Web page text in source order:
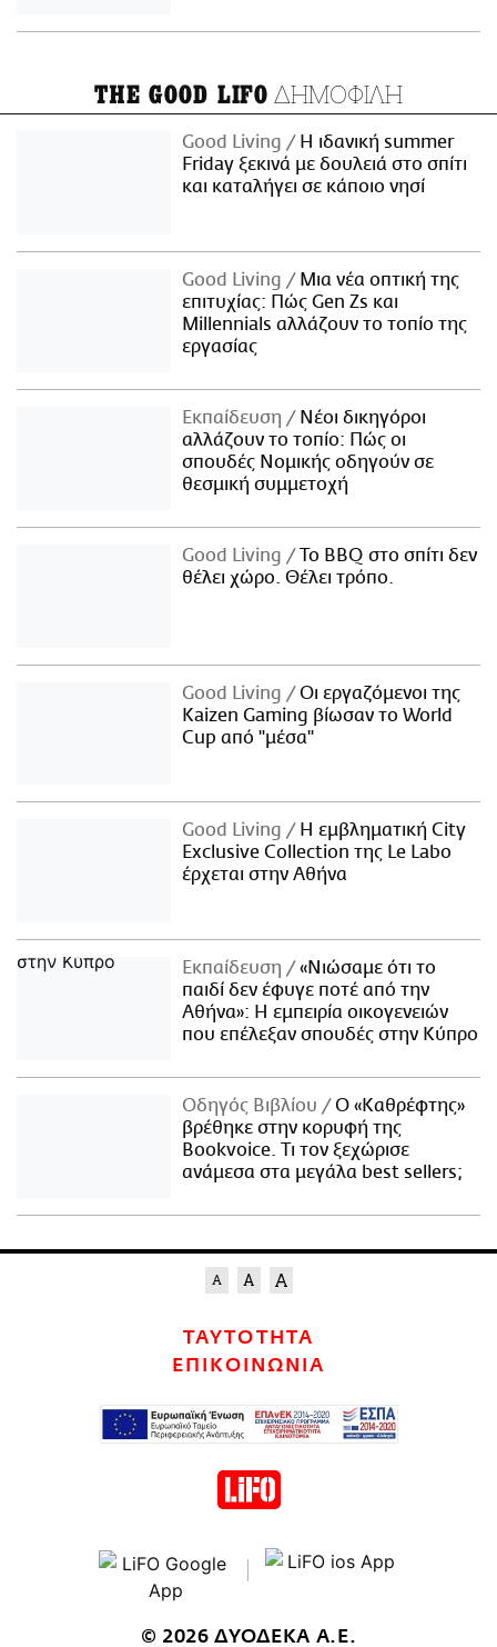
THE GOOD LIFO ΔΗΜΟΦΙΛΗ
Good Living
Η ιδανική summer
Friday ξεκινά με δουλειά στο σπίτι
και καταλήγει σε κάποιο νησί
Good Living
Μια νέα οπτική της
επιτυχίας: Πώς Gen Zs και
Millennials αλλάζουν το τοπίο της
εργασίας
Εκπαίδευση
Νέοι δικηγόροι
αλλάζουν το τοπίο: Πώς οι
σπουδές Νομικής οδηγούν σε
θεσμική συμμετοχή
Good Living
Το BBQ στο σπίτι δεν
θέλει χώρο. Θέλει τρόπο.
Good Living
Οι εργαζόμενοι της
Kaizen Gaming βίωσαν το World
Cup από "μέσα"
Good Living
Η εμβληματική City
Exclusive Collection της Le Labo
έρχεται στην Αθήνα
Εκπαίδευση
«Νιώσαμε ότι το
παιδί δεν έφυγε ποτέ από την
Αθήνα»: Η εμπειρία οικογενειών
που επέλεξαν σπουδές στην Κύπρο
Οδηγός Βιβλίου
Ο «Καθρέφτης»
βρέθηκε στην κορυφή της
Bookvoice. Τι τον ξεχώρισε
ανάμεσα στα μεγάλα best sellers;
ΤΑΥΤΟΤΗΤΑ
ΕΠΙΚΟΙΝΩΝΙΑ
© 2026 ΔΥΟΔΕΚΑ Α.Ε.